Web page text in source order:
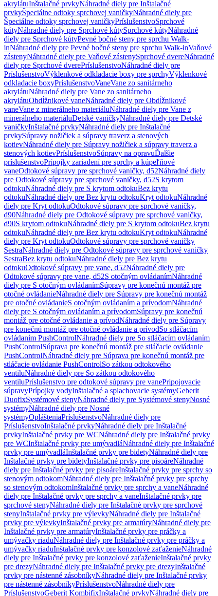
akrylátuInštalačné prvkyNáhradné diely pre Inštalačné
prvkyŠpeciálne odtoky sprchovej vaničkyNáhradné diely pre
Špeciálne odtoky sprchovej vaničkyPríslušenstvoSprchové
kútyNáhradné diely pre Sprchové kútySprchové kútyNáhradné
diely pre Sprchové kútyPevné bočné steny pre sprchu Walk-
inNáhradné diely pre Pevné bočné steny pre sprchu Walk-inVaňové
zástenyNáhradné diely pre Vaňové zástenySprchové dvereNáhradné
diely pre Sprchové dverePríslušenstvoNáhradné diely pre
PríslušenstvoVýklenkové odkladacie boxy pre sprchyVýklenkové
odkladacie boxyPríslušenstvoVaneVane zo sanitárneho
akrylátuNáhradné diely pre Vane zo sanitárneho
akrylátuObdĺžnikové vaneNáhradné diely pre Obdĺžnikové
vaneVane z minerálneho materiáluNáhradné diely pre Vane z
minerálneho materiáluDetské vaničkyNáhradné diely pre Detské
vaničkyInštalačné prvkyNáhradné diely pre Inštalačné
prvkySúpravy nožičiek a súpravy traverz a stenových
kotievNáhradné diely pre Súpravy nožičiek a súpravy traverz a
stenových kotievPríslušenstvoSúpravy na opravuĎalšie
príslušenstvoPrípojky zariadení pre sprchy a kúpeľňové
vaneOdtokové súpravy pre sprchové vaničky, d52Náhradné diely
pre Odtokové súpravy pre sprchové vaničky, d52S krytom
odtokuNáhradné diely pre S krytom odtokuBez krytu
odtokuNáhradné diely pre Bez krytu odtokuKryt odtokuNáhradné
diely pre Kryt odtokuOdtokové súpravy pre sprchové vaničky,
d90Náhradné diely pre Odtokové súpravy pre sprchové vaničky,
d90S krytom odtokuNáhradné diely pre S krytom odtokuBez krytu
odtokuNáhradné diely pre Bez krytu odtokuKryt odtokuNáhradné
diely pre Kryt odtokuOdtokové súpravy pre sprchové vaničky
SestraNáhradné diely pre Odtokové súpravy pre sprchové vaničky
SestraBez krytu odtokuNáhradné diely pre Bez krytu
odtokuOdtokové súpravy pre vane, d52Náhradné diely pre
Odtokové súpravy pre vane, d52S otočným ovládanímNáhradné
diely pre S otočným ovládanímSúpravy pre konečnú montáž pre
otočné ovládanieNáhradné diely pre Súpravy pre konečnú montáž
pre otočné ovládanieS otočným ovládaním a prívodomNáhradné
diely pre S otočným ovládaním a prívodomSúpravy pre konečnú
montáž pre otočné ovládanie a prívodNáhradné diely pre Súpravy
pre konečnú montáž pre otočné ovládanie a prívodSo stláčacím
ovládaním PushControlNáhradné diely pre So stláčacím ovládaním
PushControlSúprava pre konečnú montáž pre stláčacie ovládanie
PushControlNáhradné diely pre Súprava pre konečnú montáž pre
stláčacie ovládanie PushControlSo zátkou odtokového
ventiluNáhradné diely pre So zátkou odtokového
ventiluPríslušenstvo pre odtokové súpravy pre vanePripojovacie
súpravyPrípojky vodyInštalačné a splachovacie systémyGeberit
DuofixSystémové stenyNáhradné diely pre Systémové stenyNosné
systémyNáhradné diely pre Nosné
systémyOplášteniaPríslušenstvoNáhradné diely pre
PríslušenstvoInštalačné prvkyNáhradné diely pre Inštalačné
prvkyInštalačné prvky pre WCNáhradné diely pre Inštalačné prvky
pre WCInštalačné prvky pre umývadláNáhradné diely pre Inštalačné
prvky pre umývadláInštalačné prvky pre bidetyNáhradné diely pre
Inštalačné prvky pre bidetyInštalačné prvky pre pisoáreNáhradné
diely pre Inštalačné prvky pre pisoáreInštalačné prvky pre sprchy so
stenovým odtokomNáhradné diely pre Inštalačné prvky pre sprchy
so stenovým odtokomInštalačné prvky pre sprchy a vaneNáhradné
diely pre Inštalačné prvky pre sprchy a vaneInštalačné prvky pre
sprchové stenyNáhradné diely pre Inštalačné prvky pre sprchové
stenyInštalačné prvky pre výlevkyNáhradné diely pre Inštalačné
prvky pre výlevkyInštalačné prvky pre armatúryNáhradné diely pre
Inštalačné prvky pre armatúryInštalačné prvky pre práčky a
umývačky riaduNáhradné diely pre Inštalačné prvky pre práčky a
umývačky riaduInštalačné prvky pre konzolové zaťaženieNáhradné
diely pre Inštalačné prvky pre konzolové zaťaženieInštalačné prvky
pre drezyNáhradné diely pre Inštalačné prvky pre drezyInštalačné
prvky pre nástenné zásobníkyNáhradné diely pre Inštalačné prvky
pre nástenné zásobníkyPríslušenstvoNáhradné diely pre
PríslušenstvoGeberit KombifixInštalačné prvkyNáhradné diely pre